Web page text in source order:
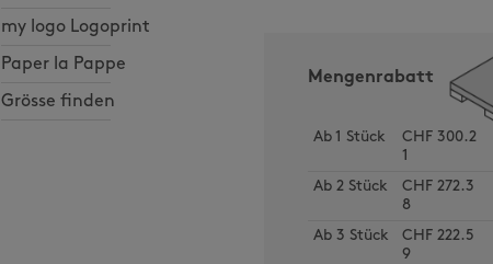
my logo Logoprint
Paper la Pappe
Grösse finden
Mengenrabatt
Ab 1 Stück
CHF 300.2
1
Ab 2 Stück
CHF 272.3
8
Ab 3 Stück
CHF 222.5
9